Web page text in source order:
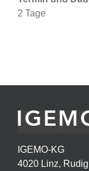
2 Tage
IGEMO-KG
4020 Linz,